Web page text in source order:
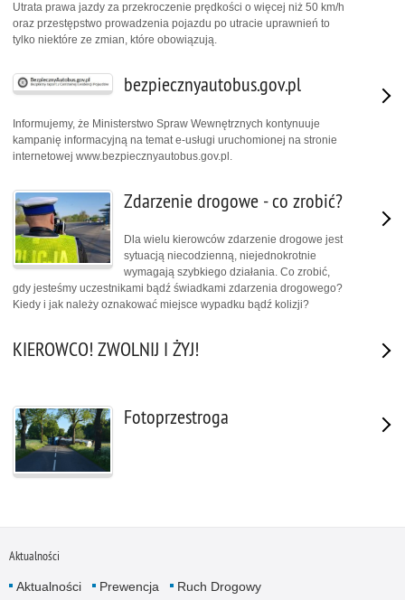
Utrata prawa jazdy za przekroczenie prędkości o więcej niż 50 km/h
oraz przestępstwo prowadzenia pojazdu po utracie uprawnień to
tylko niektóre ze zmian, które obowiązują.
bezpiecznyautobus.gov.pl
Informujemy, że Ministerstwo Spraw Wewnętrznych kontynuuje
kampanię informacyjną na temat e-usługi uruchomionej na stronie
internetowej www.bezpiecznyautobus.gov.pl.
Zdarzenie drogowe - co zrobić?
Dla wielu kierowców zdarzenie drogowe jest
sytuacją niecodzienną, niejednokrotnie
wymagają szybkiego działania. Co zrobić,
gdy jesteśmy uczestnikami bądź świadkami zdarzenia drogowego?
Kiedy i jak należy oznakować miejsce wypadku bądź kolizji?
KIEROWCO! ZWOLNIJ I ŻYJ!
Fotoprzestroga
Aktualności
Aktualności Prewencja
Ruch Drogowy